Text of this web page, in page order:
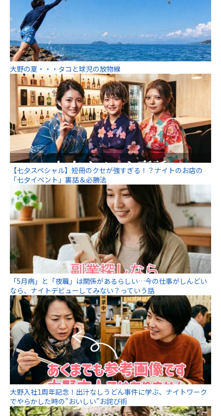
大野の夏・・・タコと球児の放物線
【七夕スペシャル】短冊のクセが強すぎる！？ナイトのお店の
「七夕イベント」裏話＆必勝法
「5月病」と「夜職」は関係があるらしい…今の仕事がしんどい
なら、ナイトデビューしてみない？っていう話
大野入社1周年記念！出汁なしうどん事件に学ぶ、ナイトワーク
でやらかした時の”おいしい”お詫び術